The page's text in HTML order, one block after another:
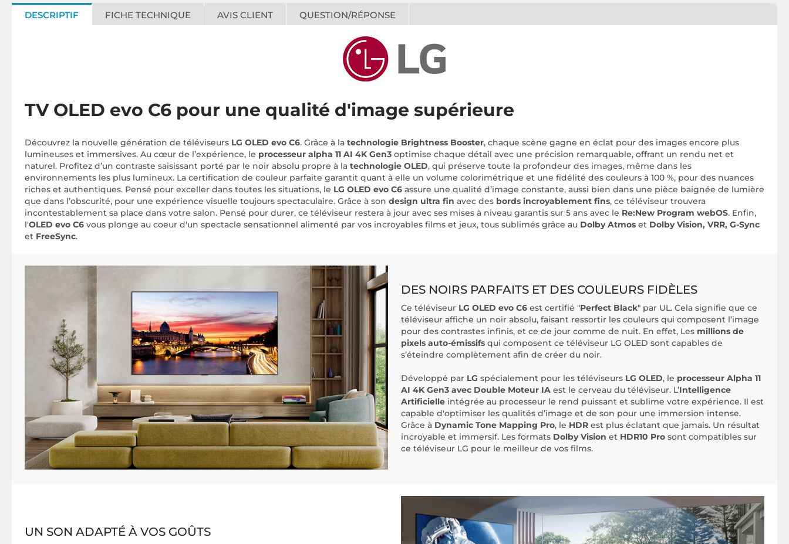
DESCRIPTIF FICHE TECHNIQUE AVIS CLIENT QUESTION/RÉPONSE
TV OLED evo C6 pour une qualité d'image supérieure
Découvrez la nouvelle génération de téléviseurs LG OLED evo C6. Grâce à la technologie Brightness Booster, chaque scène gagne en éclat pour des images encore plus
lumineuses et immersives. Au cœur de l’expérience, le processeur alpha 11 AI 4K Gen3 optimise chaque détail avec une précision remarquable, offrant un rendu net et
naturel. Profitez d’un contraste saisissant porté par le noir absolu propre à la technologie OLED, qui préserve toute la profondeur des images, même dans les
environnements les plus lumineux. La certification de couleur parfaite garantit quant à elle un volume colorimétrique et une fidélité des couleurs à 100 %, pour des nuances
riches et authentiques. Pensé pour exceller dans toutes les situations, le LG OLED evo C6 assure une qualité d’image constante, aussi bien dans une pièce baignée de lumière
que dans l’obscurité, pour une expérience visuelle toujours spectaculaire. Grâce à son design ultra fin avec des bords incroyablement fins, ce téléviseur trouvera
incontestablement sa place dans votre salon. Pensé pour durer, ce téléviseur restera à jour avec ses mises à niveau garantis sur 5 ans avec le Re:New Program webOS. Enfin,
l'OLED evo C6 vous plonge au coeur d'un spectacle sensationnel alimenté par vos incroyables films et jeux, tous sublimés grâce au Dolby Atmos et Dolby Vision, VRR, G-Sync
et FreeSync.
DES NOIRS PARFAITS ET DES COULEURS FIDÈLES
Ce téléviseur LG OLED evo C6 est certifié "Perfect Black" par UL. Cela signifie que ce
téléviseur affiche un noir absolu, faisant ressortir les couleurs qui composent l’image
pour des contrastes infinis, et ce de jour comme de nuit. En effet, Les millions de
pixels auto-émissifs qui composent ce téléviseur LG OLED sont capables de
s’éteindre complètement afin de créer du noir.
Développé par LG spécialement pour les téléviseurs LG OLED, le processeur Alpha 11
AI 4K Gen3 avec Double Moteur IA est le cerveau du téléviseur. L’Intelligence
Artificielle intégrée au processeur le rend puissant et sublime votre expérience. Il est
capable d'optimiser les qualités d’image et de son pour une immersion intense.
Grâce à Dynamic Tone Mapping Pro, le HDR est plus éclatant que jamais. Un résultat
incroyable et immersif. Les formats Dolby Vision et HDR10 Pro sont compatibles sur
ce téléviseur LG pour le meilleur de vos films.
UN SON ADAPTÉ À VOS GOÛTS